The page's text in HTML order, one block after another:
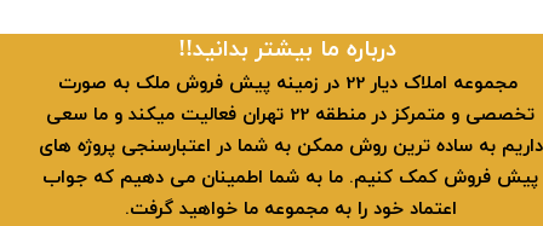
​​درباره ما بیشتر بدانید!!
​ مجموعه املاک دیار 22 در زمینه پیش فروش ملک به صورت
تخصصی و متمرکز در منطقه 22 تهران فعالیت میکند و ما سعی
داریم به ساده ترین روش ممکن به شما در اعتبارسنجی پروژه های
پیش فروش کمک کنیم. ما به شما اطمینان می دهیم که جواب
اعتماد خود را به مجموعه ما خواهید گرفت.